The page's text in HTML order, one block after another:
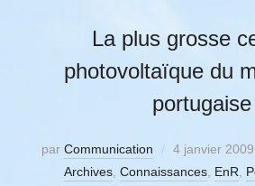
La plus grosse
photovoltaïque du
portugaise
par Communication 4 janvier 2009
Archives, Connaissances, EnR